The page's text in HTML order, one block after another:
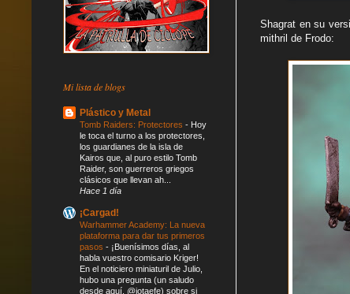
Shagrat en su
mithril de Frodo:
Mi lista de blogs
Plástico y Metal
Tomb Raiders: Protectores - Hoy
le toca el turno a los protectores,
los guardianes de la isla de
Kairos que, al puro estilo Tomb
Raider, son guerreros griegos
clásicos que llevan ah...
Hace 1 día
¡Cargad!
Warhammer Academy: La nueva
plataforma para dar tus primeros
pasos - ¡Buenísimos días, al
habla vuestro comisario Kriger!
En el noticiero miniaturil de Julio,
hubo una pregunta (un saludo
desde aquí, @jotaefe) sobre si